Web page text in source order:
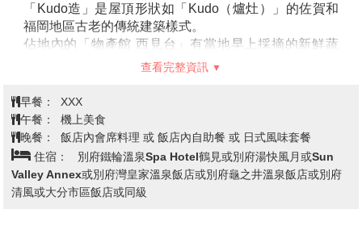
「Kudo造」是屋頂形狀如「Kudo（爐灶）」的佐賀和
福岡地區古老的傳統建築樣式。
佔地內的「物產館 西見台」有當地早上採摘的新鮮蔬
菜、水果，還有琳瑯目目的特產品、手作熟食和便當。
果醬最受青睞。速食店「Pochi（ぽち）」裡有霜淇
淋、浮羽的青蔥和麵粉製成的章魚燒、浮羽茶葉的和紅
茶等，嚐得到在地食材的美味。
※備註：如預訂休日，則前往浮羽市觀光諮詢所“土
藏”（KURA）遊覽。
查看完整資訊
早餐：
XXX
午餐：
機上美食
晚餐：
飯店內會席料理 或 飯店內自助餐 或 日式風味套餐
住宿：
別府鐵輪溫泉Spa Hotel鶴見或別府湯快風月或Sun
Valley Annex或別府灣皇家溫泉飯店或別府龜之井溫泉飯店或別府
清風或大分市區飯店或同級